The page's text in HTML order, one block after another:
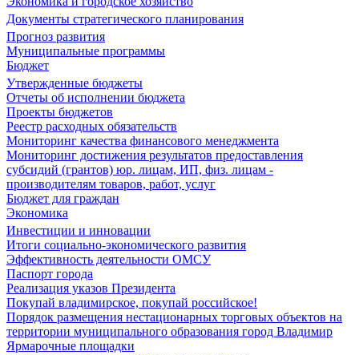
Документы стратегического планирования
Прогноз развития
Муниципальные программы
Бюджет
Утвержденные бюджеты
Отчеты об исполнении бюджета
Проекты бюджетов
Реестр расходных обязательств
Мониторинг качества финансового менеджмента
Мониторинг достижения результатов предоставления
субсидий (грантов) юр. лицам, ИП, физ. лицам -
производителям товаров, работ, услуг
Бюджет для граждан
Экономика
Инвестиции и инновации
Итоги социально-экономического развития
Эффективность деятельности ОМСУ
Паспорт города
Реализация указов Президента
Покупай владимирское, покупай российское!
Порядок размещения нестационарных торговых объектов на
территории муниципального образования город Владимир
Ярмарочные площадки